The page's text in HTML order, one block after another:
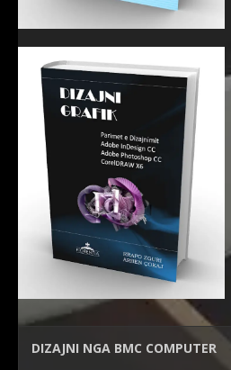
DIZAJNI NGA BMC COMPUTER